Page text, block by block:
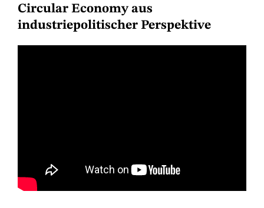
Circular Economy aus
industriepolitischer Perspektive